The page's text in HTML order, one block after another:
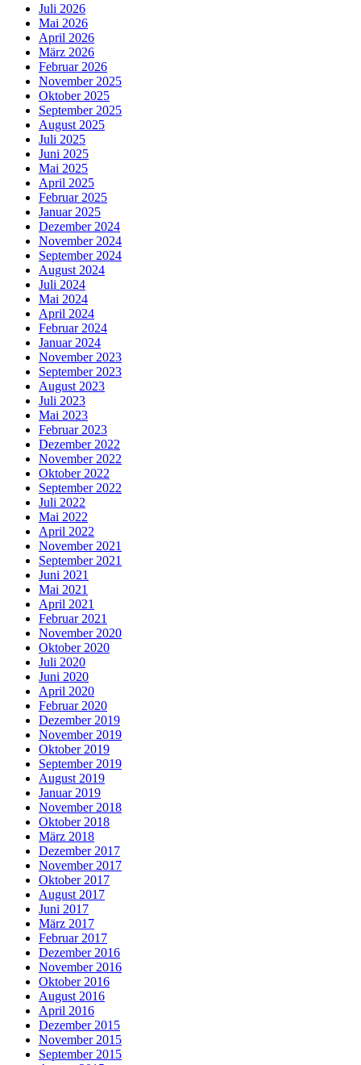
Juli 2026
Mai 2026
April 2026
März 2026
Februar 2026
November 2025
Oktober 2025
September 2025
August 2025
Juli 2025
Juni 2025
Mai 2025
April 2025
Februar 2025
Januar 2025
Dezember 2024
November 2024
September 2024
August 2024
Juli 2024
Mai 2024
April 2024
Februar 2024
Januar 2024
November 2023
September 2023
August 2023
Juli 2023
Mai 2023
Februar 2023
Dezember 2022
November 2022
Oktober 2022
September 2022
Juli 2022
Mai 2022
April 2022
November 2021
September 2021
Juni 2021
Mai 2021
April 2021
Februar 2021
November 2020
Oktober 2020
Juli 2020
Juni 2020
April 2020
Februar 2020
Dezember 2019
November 2019
Oktober 2019
September 2019
August 2019
Januar 2019
November 2018
Oktober 2018
März 2018
Dezember 2017
November 2017
Oktober 2017
August 2017
Juni 2017
März 2017
Februar 2017
Dezember 2016
November 2016
Oktober 2016
August 2016
April 2016
Dezember 2015
November 2015
September 2015